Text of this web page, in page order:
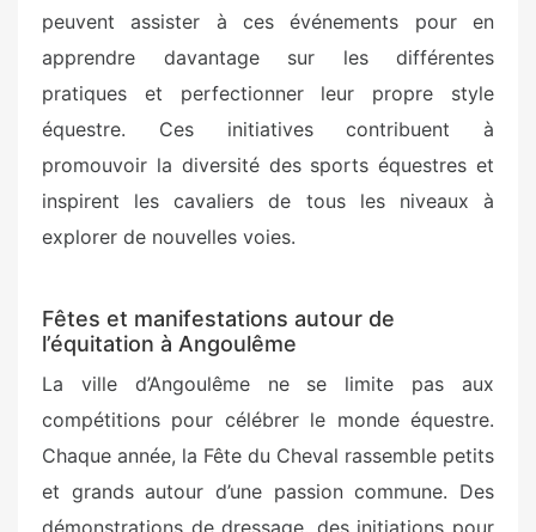
peuvent assister à ces événements pour en
apprendre davantage sur les différentes
pratiques et perfectionner leur propre style
équestre. Ces initiatives contribuent à
promouvoir la diversité des sports équestres et
inspirent les cavaliers de tous les niveaux à
explorer de nouvelles voies.
Fêtes et manifestations autour de
l’équitation à Angoulême
La ville d’Angoulême ne se limite pas aux
compétitions pour célébrer le monde équestre.
Chaque année, la Fête du Cheval rassemble petits
et grands autour d’une passion commune. Des